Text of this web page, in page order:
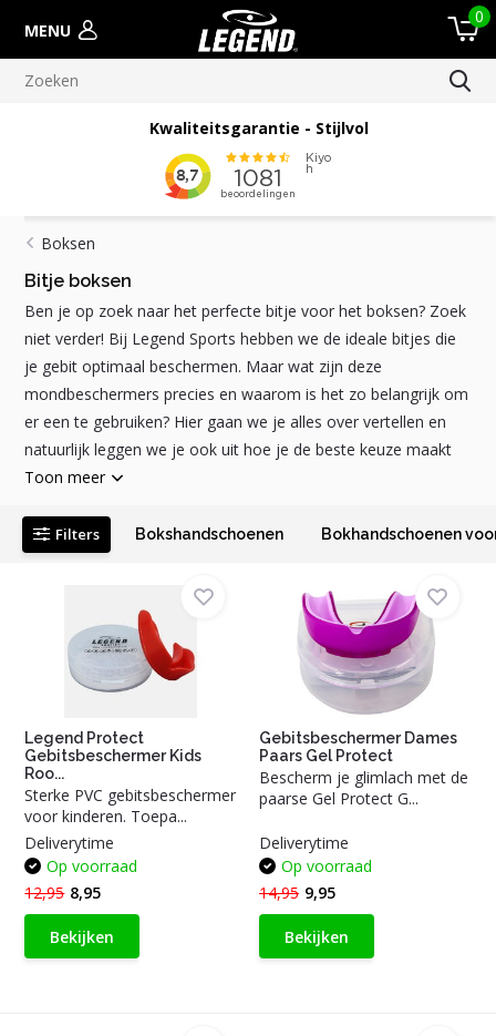
MENU
0
Kwaliteitsgarantie - Stijlvol
Boksen
Bitje boksen
Ben je op zoek naar het perfecte bitje voor het boksen? Zoek
niet verder! Bij Legend Sports hebben we de ideale bitjes die
je gebit optimaal beschermen. Maar wat zijn deze
mondbeschermers precies en waarom is het zo belangrijk om
er een te gebruiken? Hier gaan we je alles over vertellen en
natuurlijk leggen we je ook uit hoe je de beste keuze maakt
Toon meer
Filters Bokshandschoenen Bokhandschoenen
Legend Protect
Gebitsbeschermer Kids
Roo...
Sterke PVC gebitsbeschermer
voor kinderen. Toepa...
Deliverytime
Op voorraad
12,95 8,95
Bekijken
Gebitsbeschermer Dames
Paars Gel Protect
Bescherm je glimlach met de
paarse Gel Protect G...
Deliverytime
Op voorraad
14,95 9,95
Bekijken